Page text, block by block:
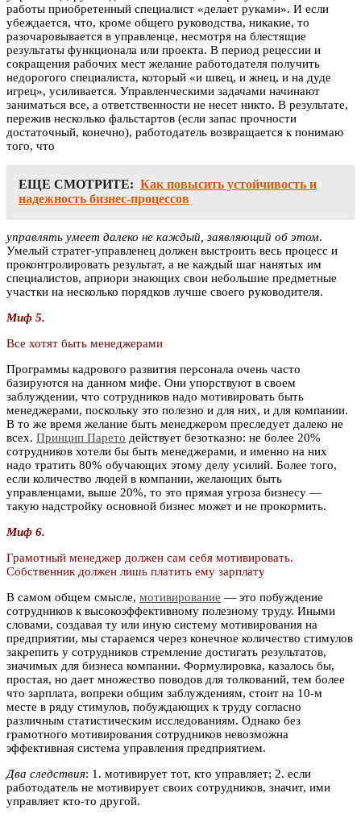
работы приобретенный специалист «делает руками». И если
убеждается, что, кроме общего руководства, никакие, то
разочаровывается в управленце, несмотря на блестящие
результаты функционала или проекта. В период рецессии и
сокращения рабочих мест желание работодателя получить
недорогого специалиста, который «и швец, и жнец, и на дуде
игрец», усиливается. Управленческими задачами начинают
заниматься все, а ответственности не несет никто. В результате,
пережив несколько фальстартов (если запас прочности
достаточный, конечно), работодатель возвращается к понимаю
того, что
ЕЩЕ СМОТРИТЕ: Как повысить устойчивость и
надежность бизнес-процессов
управлять умеет далеко не каждый, заявляющий об этом.
Умелый стратег-управленец должен выстроить весь процесс и
проконтролировать результат, а не каждый шаг нанятых им
специалистов, априори знающих свои небольшие предметные
участки на несколько порядков лучше своего руководителя.
Миф 5.
Все хотят быть менеджерами
Программы кадрового развития персонала очень часто
базируются на данном мифе. Они упорствуют в своем
заблуждении, что сотрудников надо мотивировать быть
менеджерами, поскольку это полезно и для них, и для компании.
В то же время желание быть менеджером преследует далеко не
всех. Принцип Парето действует безотказно: не более 20%
сотрудников хотели бы быть менеджерами, и именно на них
надо тратить 80% обучающих этому делу усилий. Более того,
если количество людей в компании, желающих быть
управленцами, выше 20%, то это прямая угроза бизнесу —
такую надстройку основной бизнес может и не прокормить.
Миф 6.
Грамотный менеджер должен сам себя мотивировать.
Собственник должен лишь платить ему зарплату
В самом общем смысле, мотивирование — это побуждение
сотрудников к высокоэффективному полезному труду. Иными
словами, создавая ту или иную систему мотивирования на
предприятии, мы стараемся через конечное количество стимулов
закрепить у сотрудников стремление достигать результатов,
значимых для бизнеса компании. Формулировка, казалось бы,
простая, но дает множество поводов для толкований, тем более
что зарплата, вопреки общим заблуждениям, стоит на 10-м
месте в ряду стимулов, побуждающих к труду согласно
различным статистическим исследованиям. Однако без
грамотного мотивирования сотрудников невозможна
эффективная система управления предприятием.
Два следствия: 1. мотивирует тот, кто управляет; 2. если
работодатель не мотивирует своих сотрудников, значит, ими
управляет кто-то другой.